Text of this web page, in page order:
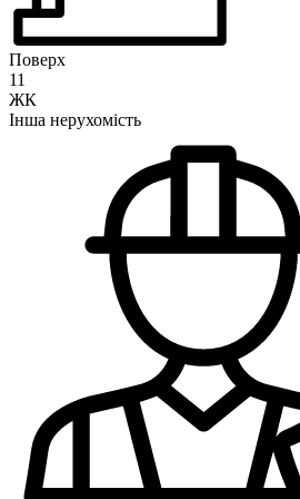
Поверх
11
ЖК
Інша нерухомість